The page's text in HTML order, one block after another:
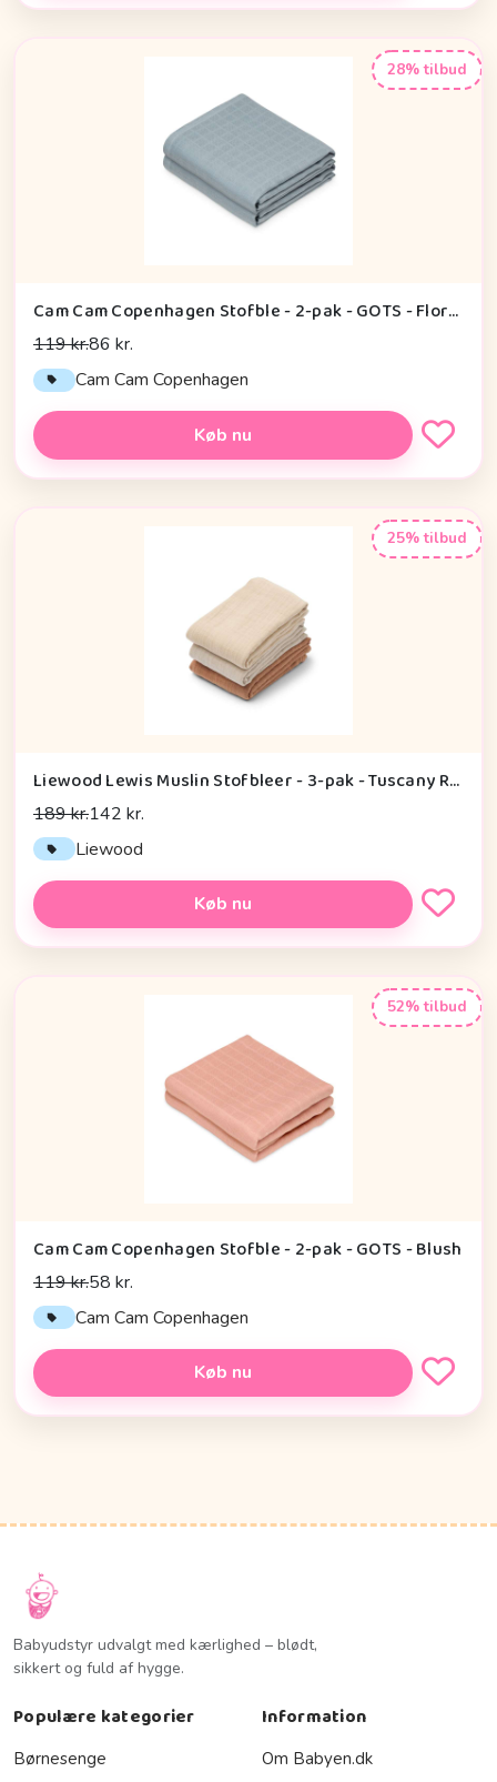
28% tilbud
Cam Cam Copenhagen Stofble - 2-pak - GOTS - Florentine Blue
119 kr.86 kr.
Cam Cam Copenhagen
Køb nu
25% tilbud
Liewood Lewis Muslin Stofbleer - 3-pak - Tuscany Rose Mix
189 kr.142 kr.
Liewood
Køb nu
52% tilbud
Cam Cam Copenhagen Stofble - 2-pak - GOTS - Blush
119 kr.58 kr.
Cam Cam Copenhagen
Køb nu
Babyudstyr udvalgt med kærlighed – blødt,
sikkert og fuld af hygge.
Populære kategorier
Børnesenge
Information
Om Babyen.dk